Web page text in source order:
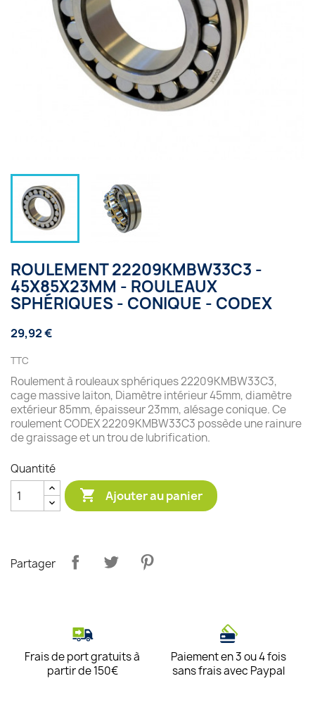
ROULEMENT 22209KMBW33C3 -
45X85X23MM - ROULEAUX
SPHÉRIQUES - CONIQUE - CODEX
29,92 €
TTC
Roulement à rouleaux sphériques 22209KMBW33C3,
cage massive laiton, Diamètre intérieur 45mm, diamètre
extérieur 85mm, épaisseur 23mm, alésage conique. Ce
roulement CODEX 22209KMBW33C3 possède une rainure
de graissage et un trou de lubrification.
Quantité
 Ajouter au panier
Partager
Frais de port gratuits à
partir de 150€
Paiement en 3 ou 4 fois
sans frais avec Paypal